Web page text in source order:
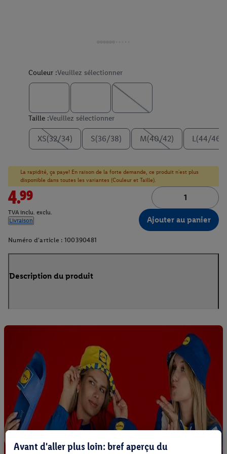
Couleur :Veuillez sélectionner
Taille :Veuillez sélectionner
XS(32/34) S(36/38) M(40/42) L(44/46)
La rapidité, ça paye! En raison de la forte demande, ce produit n'est plus
disponible dans toutes les variantes (Couleur et Taille).
4.99
TVA inclu. exclu.
Livraison
Ajouter au panier
Numéro d'article : 100390481
Description du produit
Avant d'aller plus loin: bref aperçu du